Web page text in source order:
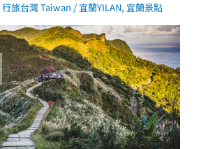
行旅台灣 Taiwan / 宜蘭YILAN, 宜蘭景點